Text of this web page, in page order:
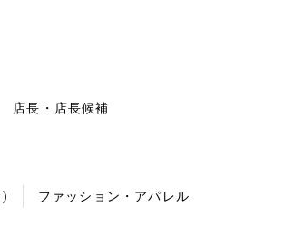
店長・店長候補
ファッション・アパレル